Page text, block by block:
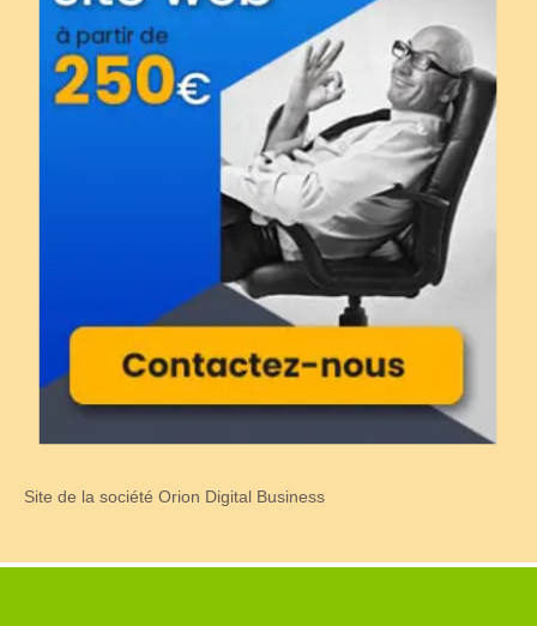
Site de la société Orion Digital Business